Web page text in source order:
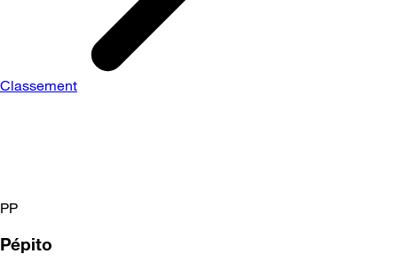
Classement
PP
Pépito